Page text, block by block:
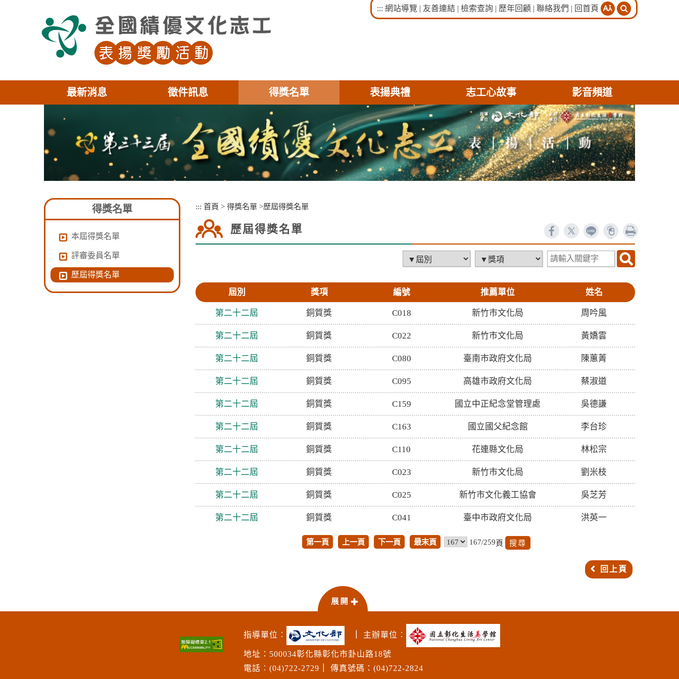
塊
::: 網站導覽 | 友善連結 | 檢索查詢 | 歷年回顧 | 聯絡我們 | 回首頁
分
享
最新消息 徵件訊息 得獎名單 表揚典禮 志工心故事 影音頻道
:::
得獎名單
本屆得獎名單
評審委員名單
歷屆得獎名單
::: 首頁 > 得獎名單 >歷屆得獎名單
歷屆得獎名單
19153
屆別 獎項 編號 推薦單位 姓名
第二十二屆 銅質獎 C018 新竹市文化局 周吟風
第二十二屆 銅質獎 C022 新竹市文化局 黃嬌雲
第二十二屆 銅質獎 C080 臺南市政府文化局 陳蕙菁
第二十二屆 銅質獎 C095 高雄市政府文化局 蔡淑道
第二十二屆 銅質獎 C159 國立中正紀念堂管理處 吳德謙
第二十二屆 銅質獎 C163 國立國父紀念館 李台珍
第二十二屆 銅質獎 C110 花連縣文化局 林松宗
第二十二屆 銅質獎 C023 新竹市文化局 劉米枝
第二十二屆 銅質獎 C025 新竹市文化義工協會 吳芝芳
第二十二屆 銅質獎 C041 臺中市政府文化局 洪英一
第一頁 上一頁 下一頁 最末頁 167/259頁
回上頁
指導單位︰ 主辦單位︰
地址：500034彰化縣彰化市卦山路18號
電話︰(04)722-2729
傳真號碼：(04)722-2824